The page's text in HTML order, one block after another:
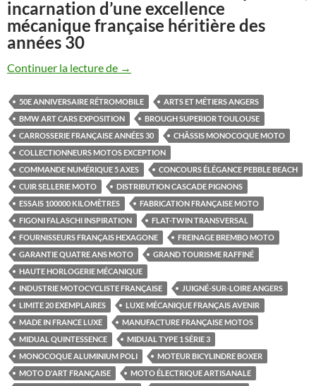
incarnation d’une excellence
mécanique française héritière des
années 30
Continuer la lecture de Midual Type 1 Série 3 : la manufacture
→
50E ANNIVERSAIRE RÉTROMOBILE
ARTS ET MÉTIERS ANGERS
BMW ART CARS EXPOSITION
BROUGH SUPERIOR TOULOUSE
CARROSSERIE FRANÇAISE ANNÉES 30
CHÂSSIS MONOCOQUE MOTO
COLLECTIONNEURS MOTOS EXCEPTION
COMMANDE NUMÉRIQUE 5 AXES
CONCOURS ÉLÉGANCE PEBBLE BEACH
CUIR SELLERIE MOTO
DISTRIBUTION CASCADE PIGNONS
ESSAIS 100000 KILOMÈTRES
FABRICATION FRANÇAISE MOTO
FIGONI FALASCHI INSPIRATION
FLAT-TWIN TRANSVERSAL
FOURNISSEURS FRANÇAIS HEXAGONE
FREINAGE BREMBO MOTO
GARANTIE QUATRE ANS MOTO
GRAND TOURISME RAFFINÉ
HAUTE HORLOGERIE MÉCANIQUE
INDUSTRIE MOTOCYCLISTE FRANÇAISE
JUIGNÉ-SUR-LOIRE ANGERS
LIMITE 20 EXEMPLAIRES
LUXE MÉCANIQUE FRANÇAIS AVENIR
MADE IN FRANCE LUXE
MANUFACTURE FRANÇAISE MOTOS
MIDUAL QUINTESSENCE
MIDUAL TYPE 1 SÉRIE 3
MONOCOQUE ALUMINIUM POLI
MOTEUR BICYLINDRE BOXER
MOTO D'ART FRANÇAISE
MOTO ÉLECTRIQUE ARTISANALE